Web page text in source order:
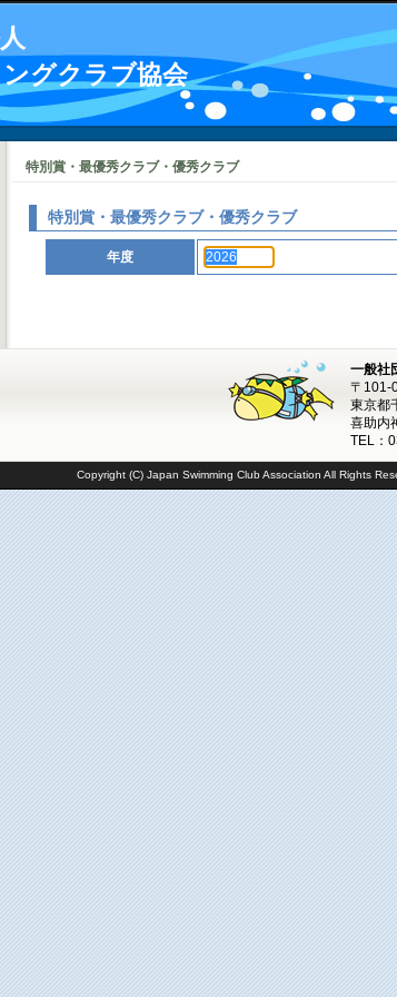
グクラブ協会
特別賞・最優秀クラブ・優秀クラブ
特別賞・最優秀クラブ・優秀クラブ
年度
一般社
〒101-
東京都
喜助内
TEL：
Copyright (C) Japan Swimming Club Association All Rights